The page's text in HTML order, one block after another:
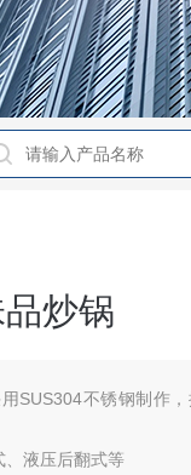
炒锅
SUS304不锈钢制作
、液压后翻式等